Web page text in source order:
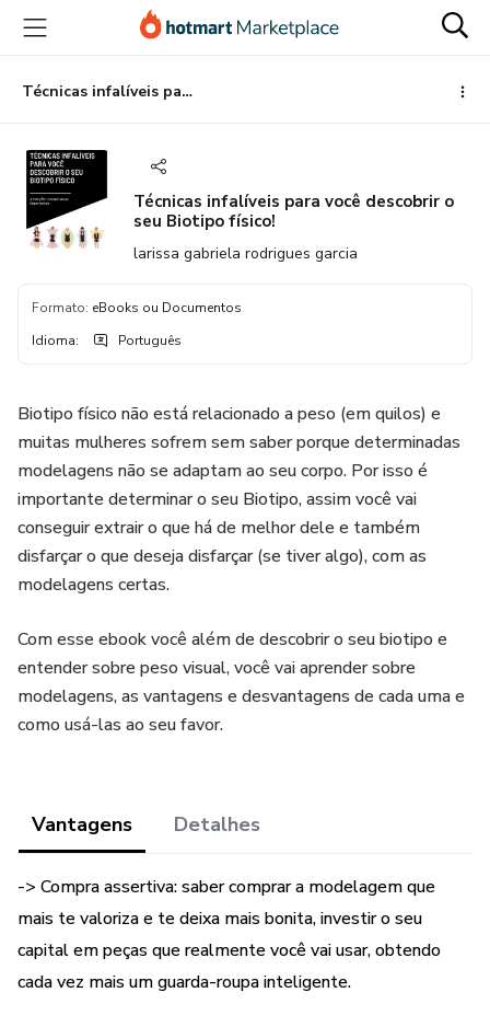
para
conteúdo
principal
para
pagamento
para
rodapé
Técnicas infalíveis para você descobrir o seu Biotipo físico!
Técnicas infalíveis para você descobrir o
seu Biotipo físico!
larissa gabriela rodrigues garcia
Formato: eBooks ou Documentos
Idioma: Português
Biotipo físico não está relacionado a peso (em quilos) e
muitas mulheres sofrem sem saber porque determinadas
modelagens não se adaptam ao seu corpo. Por isso é
importante determinar o seu Biotipo, assim você vai
conseguir extrair o que há de melhor dele e também
disfarçar o que deseja disfarçar (se tiver algo), com as
modelagens certas.
Com esse ebook você além de descobrir o seu biotipo e
entender sobre peso visual, você vai aprender sobre
modelagens, as vantagens e desvantagens de cada uma e
como usá-las ao seu favor.
Vantagens Detalhes
-> Compra assertiva: saber comprar a modelagem que
mais te valoriza e te deixa mais bonita, investir o seu
capital em peças que realmente você vai usar, obtendo
cada vez mais um guarda-roupa inteligente.